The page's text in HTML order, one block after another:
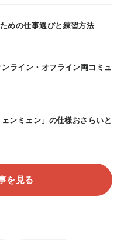
めの仕事選びと練習方法
ライン・オフライン両コミュ
ンミェン」の仕様おさらいと
を見る